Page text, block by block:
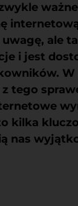
ale
i jest
W
tego
kilka
nas